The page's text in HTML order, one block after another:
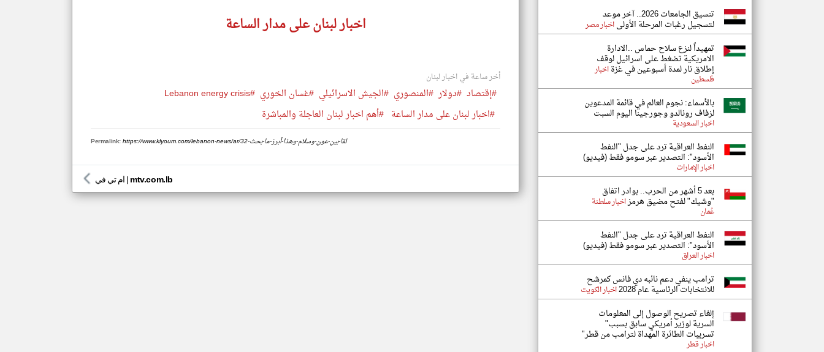
اخبار لبنان على مدار الساعة
أخر ساعة في اخبار لبنان
#إقتصاد #دولار #المنصوري #الجيش الاسرائيلي #غسان الخوري #Lebanon energy crisis
#اخبار لبنان على مدار الساعة #أهم اخبار لبنان العاجلة والمباشرة
Permalink: https://www.klyoum.com/lebanon-news/ar/32-لقا-بين-عون-وسلام-وهذا-أبرز-ما-بحث
ام تي في | mtv.com.lb
تنسيق الجامعات 2026.. آخر موعد
لتسجيل رغبات المرحلة الأولىاخبار مصر
تمهيداً لنزع سلاح حماس ..الادارة
الامريكية تضغط على اسرائيل لوقف
إطلاق نار لمدة أسبوعين في غزةاخبار
فلسطين
بالأسماء: نجوم العالم في قائمة المدعوين
لزفاف رونالدو وجورجينا اليوم السبت
اخبار السعودية
النفط العراقية ترد على جدل "النفط
الأسود": التصدير عبر سومو فقط (فيديو)
اخبار الإمارات
بعد 5 أشهر من الحرب.. بوادر اتفاق
"وشيك" لفتح مضيق هرمزاخبار سلطنة
عُمان
النفط العراقية ترد على جدل "النفط
الأسود": التصدير عبر سومو فقط (فيديو)
اخبار العراق
ترامب ينفي دعم نائبه دي فانس كمرشح
للانتخابات الرئاسية عام 2028 اخبار الكويت
إلغاء تصريح الوصول إلى المعلومات
السرية لوزير أمريكي سابق بسبب"
تسريبات الطائرة المهداة لترامب من قطر"
اخبار قطر